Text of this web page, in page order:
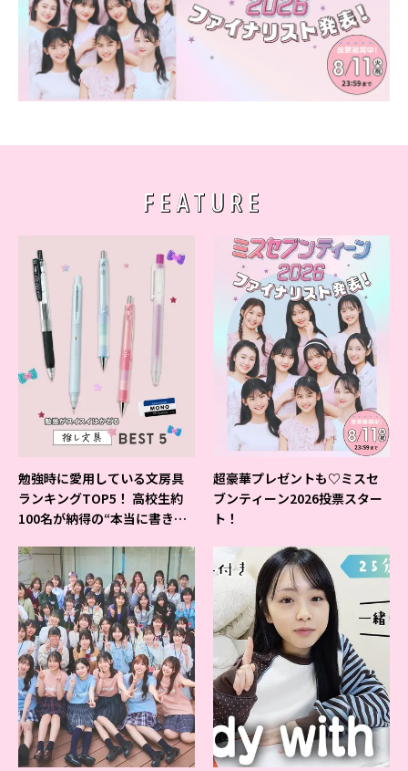
FEATURE
勉強時に愛用している文房具
ランキングTOP5！ 高校生約
100名が納得の“本当に書きや
超豪華プレゼントも♡ミスセ
ブンティーン2026投票スター
ト！